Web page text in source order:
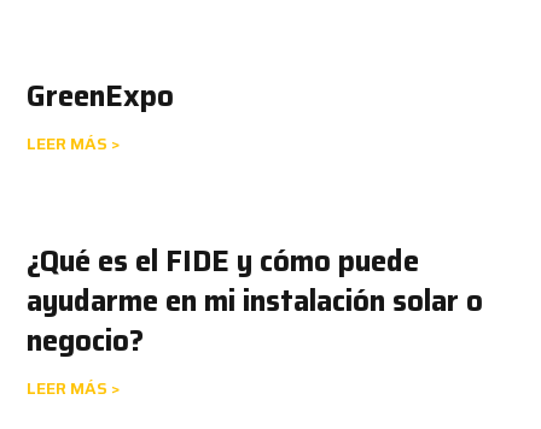
GreenExpo
LEER MÁS >
¿Qué es el FIDE y cómo puede
ayudarme en mi instalación solar o
negocio?
LEER MÁS >